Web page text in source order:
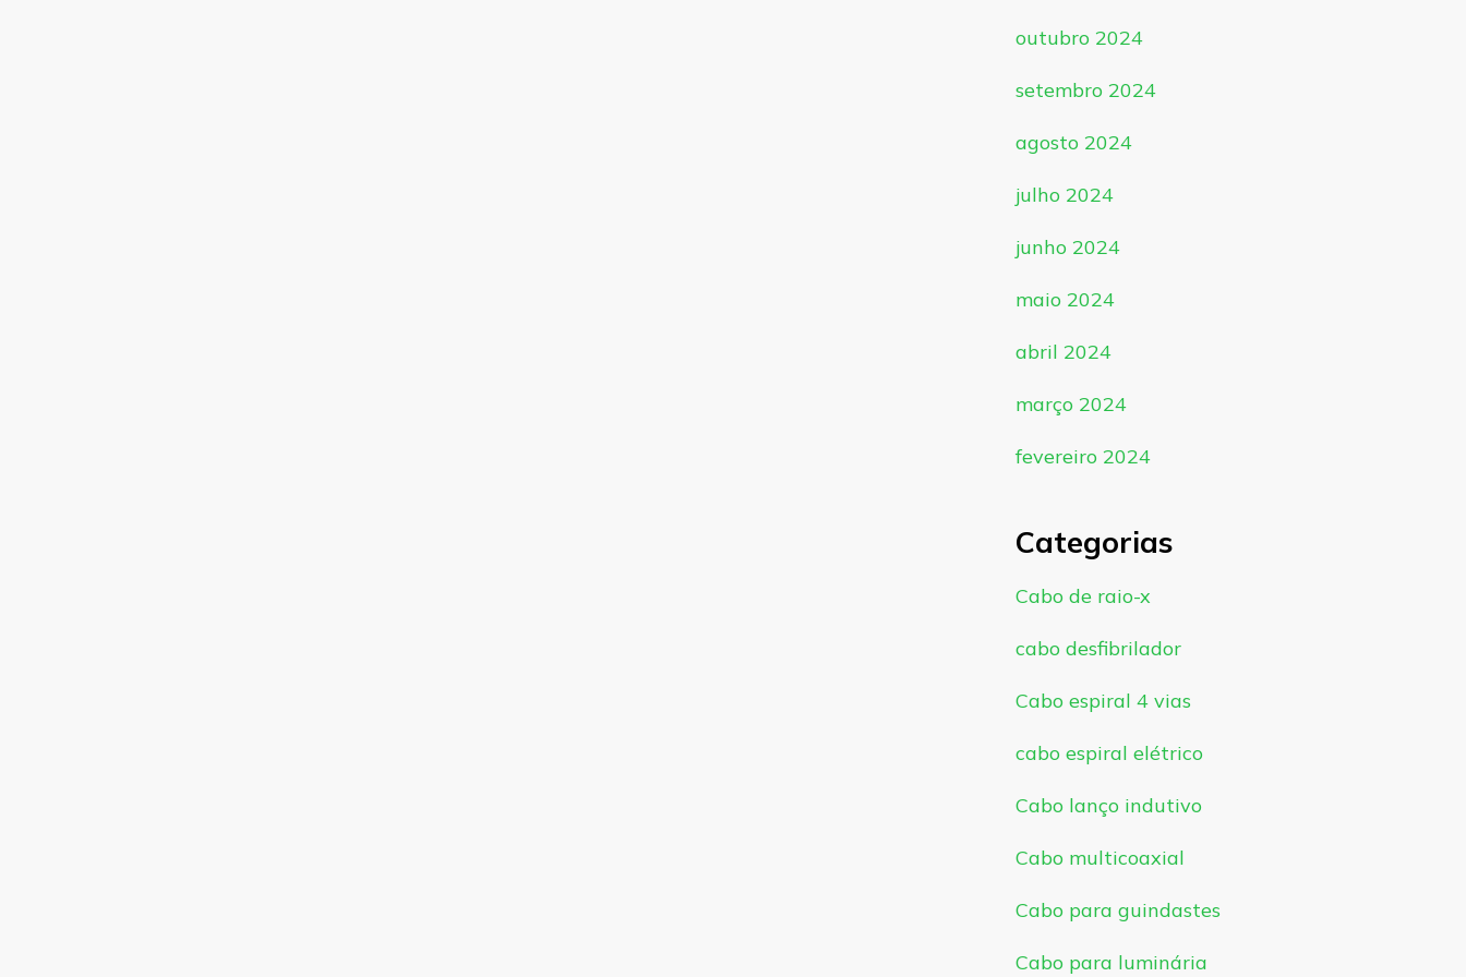
outubro 2024
setembro 2024
agosto 2024
julho 2024
junho 2024
maio 2024
abril 2024
março 2024
fevereiro 2024
Categorias
Cabo de raio-x
cabo desfibrilador
Cabo espiral 4 vias
cabo espiral elétrico
Cabo lanço indutivo
Cabo multicoaxial
Cabo para guindastes
Cabo para luminária